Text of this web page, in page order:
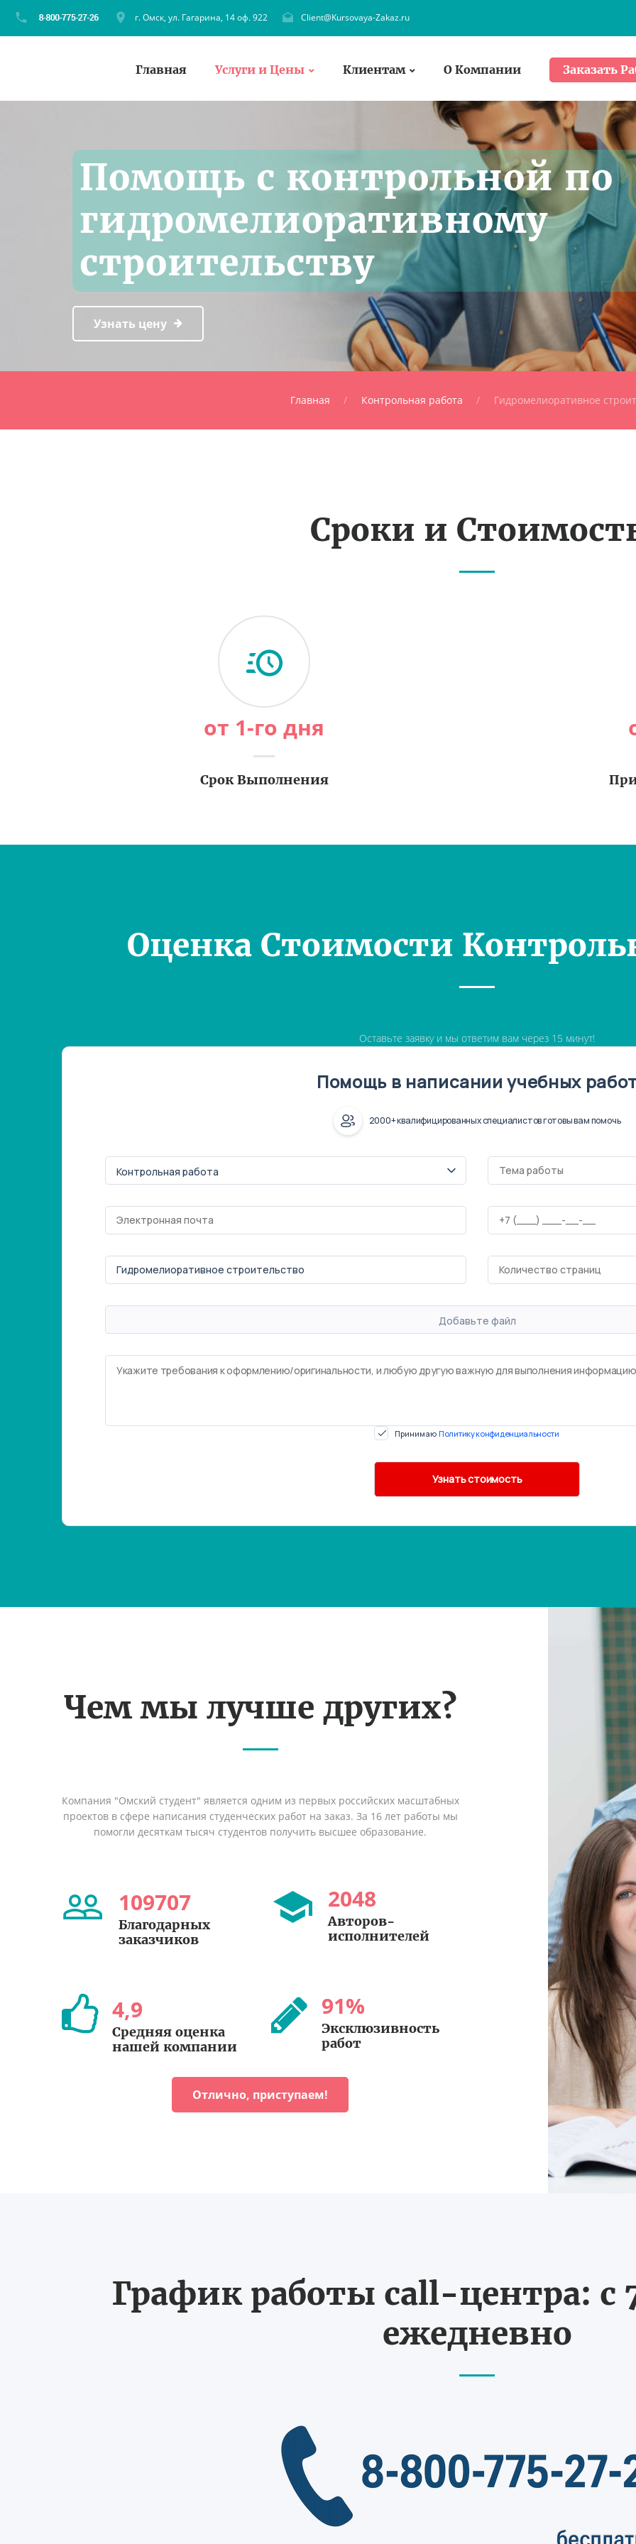
г. Омск, ул. Гагарина, 14 оф. 922 Client@Kursovaya-Zakaz.ru
Главная Услуги и Цены Клиентам О Компании Заказать
Помощь с контрольной по
гидромелиоративному
строительству
Узнать цену
Главная Контрольная работа Гидромелиоративное
Сроки и
от 1-го дня
Срок Выполнения
Оценка Стоимости
Оставьте заявку и мы ответим вам через 15 минут!
Помощь в написании учебных
2000+ квалифицированных специалистов готовы вам помочь
Добавьте файл
Принимаю Политику конфиденциальности
Чем мы лучше других?
Компания "Омский студент" является одним из первых российских масштабных
проектов в сфере написания студенческих работ на заказ. За 16 лет работы мы
помогли десяткам тысяч студентов получить высшее образование.
109707
Благодарных
заказчиков
2048
Авторов-
исполнителей
4,9
Средняя оценка
нашей компании
91%
Эксклюзивность
работ
Отлично, приступаем!
График работы call-центра: с
ежедневно